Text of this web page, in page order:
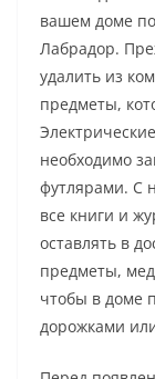
вашем доме
Лабрадор.
удалить из
предметы,
необходимо
футлярами. С
все книги и
оставлять в
предметы,
чтобы в доме
дорожками